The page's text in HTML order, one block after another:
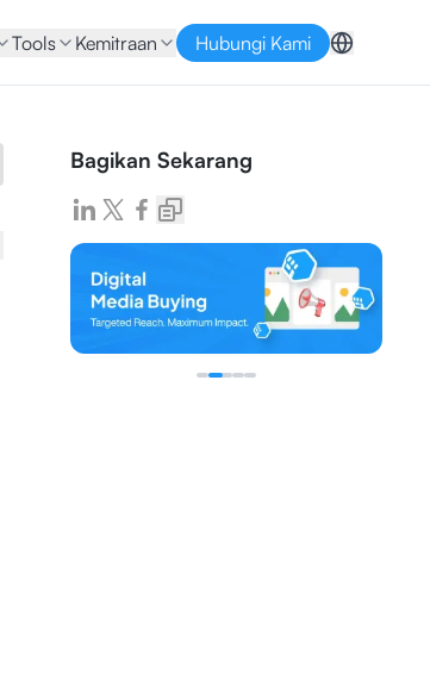
Tools Kemitraan Hubungi Kami
Bagikan Sekarang